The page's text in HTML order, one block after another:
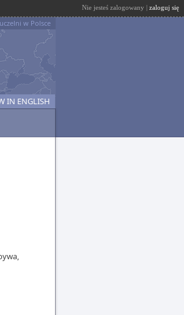
Nie jesteś zalogowany | zaloguj się
w Polsce
IN ENGLISH